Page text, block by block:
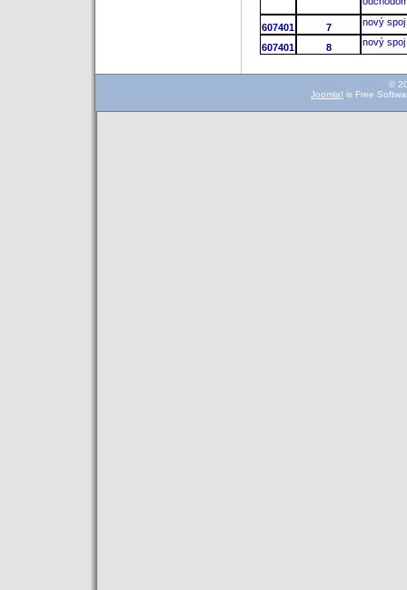
607401 7 nový
607401 8 nový
©
Joomla! is Free